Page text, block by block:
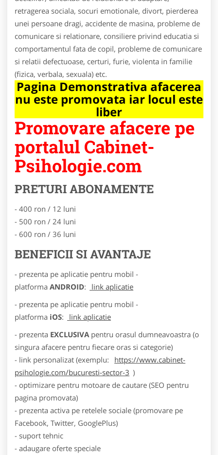
retragerea sociala, socuri emotionale, divort, pierderea
unei persoane dragi, accidente de masina, probleme de
comunicare si relationare, consiliere privind educatia si
comportamentul fata de copil, probleme de comunicare
si relatii defectuoase, certuri, furie, violenta in familie
(fizica, verbala, sexuala) etc.
Pagina Demonstrativa afacerea
nu este promovata iar locul este
liber
Promovare afacere pe
portalul Cabinet-
Psihologie.com
PRETURI ABONAMENTE
- 400 ron / 12 luni
- 500 ron / 24 luni
- 600 ron / 36 luni
BENEFICII SI AVANTAJE
- prezenta pe aplicatie pentru mobil -
platforma ANDROID:
link aplicatie
- prezenta pe aplicatie pentru mobil -
platforma iOS:
link aplicatie
- prezenta EXCLUSIVA pentru orasul dumneavoastra (o
singura afacere pentru fiecare oras si categorie)
- link personalizat (exemplu:
https://www.cabinet-
psihologie.com/bucuresti-sector-3 )
- optimizare pentru motoare de cautare (SEO pentru
pagina promovata)
- prezenta activa pe retelele sociale (promovare pe
Facebook, Twitter, GooglePlus)
- suport tehnic
- adaugare oferte speciale